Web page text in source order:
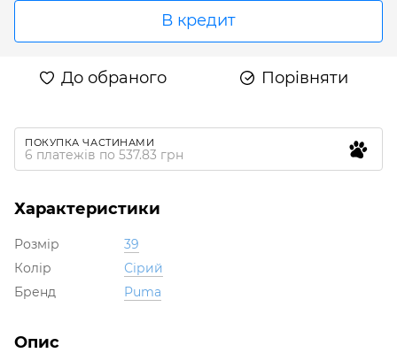
В кредит
До обраного Порівняти
ПОКУПКА ЧАСТИНАМИ
6 платежів по 537.83 грн
Характеристики
Розмір
39
Колір
Сірий
Бренд
Puma
Опис